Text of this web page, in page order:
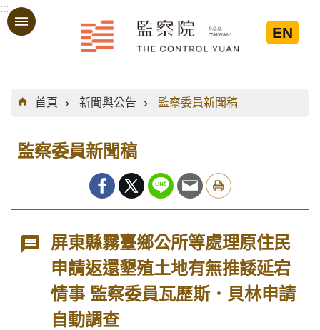
跳到主要內容區塊
:::
EN
:::
首頁
新聞與公告 監察委員新聞稿
監察委員新聞稿
屏東縣霧臺鄉公所等處理原住民
申請返還墾殖土地有無推諉延宕
情事 監察委員瓦歷斯．貝林申請
自動調查